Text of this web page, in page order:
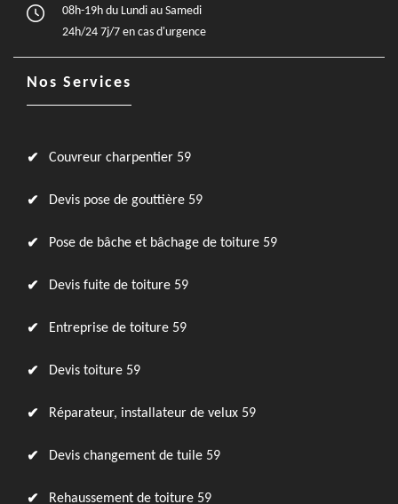
08h-19h du Lundi au Samedi
24h/24 7j/7 en cas d'urgence
Nos Services
Couvreur charpentier 59
Devis pose de gouttière 59
Pose de bâche et bâchage de toiture 59
Devis fuite de toiture 59
Entreprise de toiture 59
Devis toiture 59
Réparateur, installateur de velux 59
Devis changement de tuile 59
Rehaussement de toiture 59